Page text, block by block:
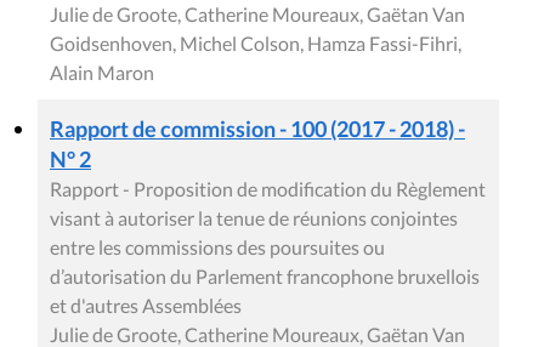
Julie de Groote, Catherine Moureaux, Gaëtan Van
Goidsenhoven, Michel Colson, Hamza Fassi-Fihri,
Alain Maron
Rapport de commission - 100 (2017 - 2018) -
N° 2
Rapport - Proposition de modification du Règlement
visant à autoriser la tenue de réunions conjointes
entre les commissions des poursuites ou
d’autorisation du Parlement francophone bruxellois
et d'autres Assemblées
Julie de Groote, Catherine Moureaux, Gaëtan Van